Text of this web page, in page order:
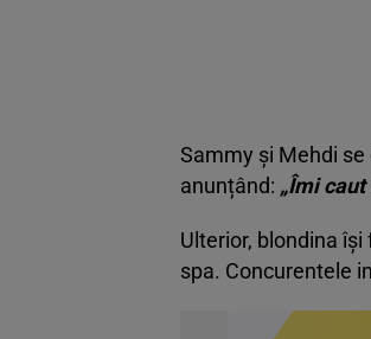
Sammy și Mehdi
anunțând: „Îmi caut
Ulterior, blondina
spa. Concurentele